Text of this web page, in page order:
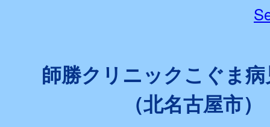
師勝クリニックこぐま
（北名古屋市）